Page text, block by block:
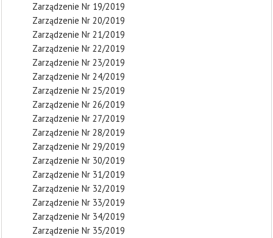
Zarządzenie Nr 19/2019
Zarządzenie Nr 20/2019
Zarządzenie Nr 21/2019
Zarządzenie Nr 22/2019
Zarządzenie Nr 23/2019
Zarządzenie Nr 24/2019
Zarządzenie Nr 25/2019
Zarządzenie Nr 26/2019
Zarządzenie Nr 27/2019
Zarządzenie Nr 28/2019
Zarządzenie Nr 29/2019
Zarządzenie Nr 30/2019
Zarządzenie Nr 31/2019
Zarządzenie Nr 32/2019
Zarządzenie Nr 33/2019
Zarządzenie Nr 34/2019
Zarządzenie Nr 35/2019